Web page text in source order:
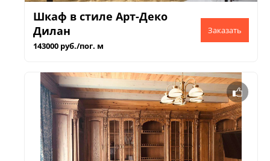
Шкаф в стиле Арт-Деко
Дилан
143000 руб./пог. м